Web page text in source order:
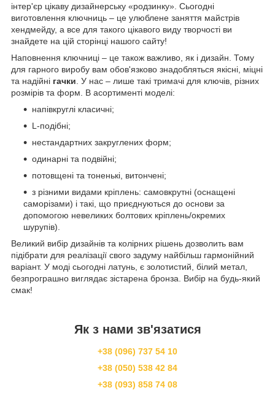
інтер'єр цікаву дизайнерську «родзинку». Сьогодні
виготовлення ключниць – це улюблене заняття майстрів
хендмейду, а все для такого цікавого виду творчості ви
знайдете на цій сторінці нашого сайту!
Наповнення ключниці – це також важливо, як і дизайн. Тому
для гарного виробу вам обов'язково знадобляться якісні, міцні
та надійні гачки . У нас – лише такі тримачі для ключів, різних
розмірів та форм. В асортименті моделі:
напівкруглі класичні;
L-подібні;
нестандартних закруглених форм;
одинарні та подвійні;
потовщені та тоненькі, витончені;
з різними видами кріплень: самовкрутні (оснащені
саморізами) і такі, що приєднуються до основи за
допомогою невеликих болтових кріплень/окремих
шурупів).
Великий вибір дизайнів та колірних рішень дозволить вам
підібрати для реалізації свого задуму найбільш гармонійний
варіант. У моді сьогодні латунь, є золотистий, білий метал,
безпрограшно виглядає зістарена бронза. Вибір на будь-який
смак!
Як з нами зв'язатися
+38 (096) 737 54 10
+38 (050) 538 42 84
+38 (093) 858 74 08